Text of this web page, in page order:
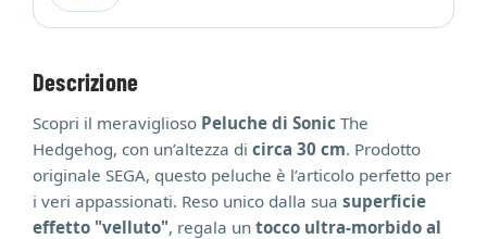
Descrizione
Scopri il meraviglioso Peluche di Sonic The
Hedgehog, con un’altezza di circa 30 cm. Prodotto
originale SEGA, questo peluche è l’articolo perfetto per
i veri appassionati. Reso unico dalla sua superficie
effetto "velluto", regala un tocco ultra-morbido al